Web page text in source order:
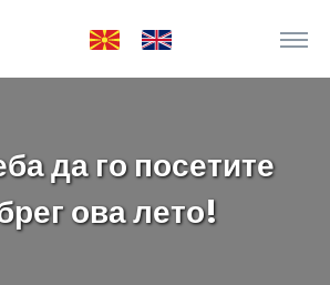
да го посетите
ова лето!